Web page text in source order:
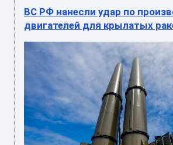
ВС РФ нанесли удар по
двигателей для крылатых